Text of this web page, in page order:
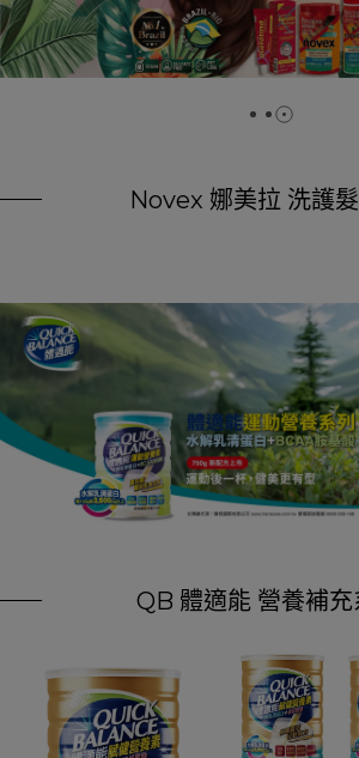
Novex 娜美拉 洗護髮
QB 體適能 營養補充